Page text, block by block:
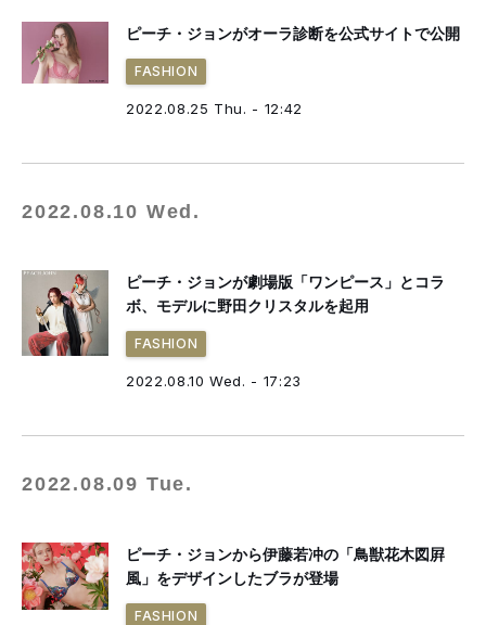
ピーチ・ジョンがオーラ診断を公式サイトで公開
FASHION
2022.08.25 Thu. - 12:42
2022.08.10 Wed.
ピーチ・ジョンが劇場版「ワンピース」とコラ
ボ、モデルに野田クリスタルを起用
FASHION
2022.08.10 Wed. - 17:23
2022.08.09 Tue.
ピーチ・ジョンから伊藤若冲の「鳥獣花木図屛
風」をデザインしたブラが登場
FASHION